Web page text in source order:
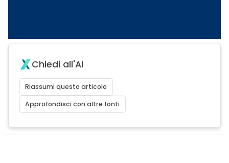
Chiedi all'AI
Riassumi questo articolo
Approfondisci con altre fonti